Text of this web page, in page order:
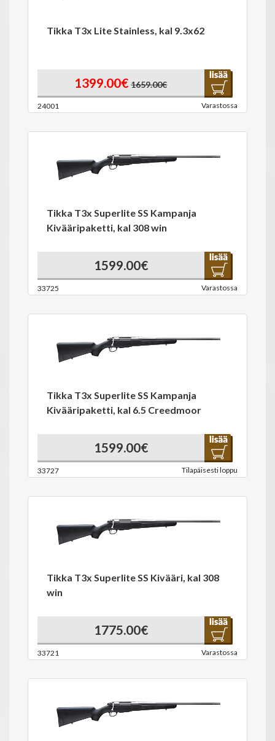
Tikka T3x Lite Stainless, kal 9.3x62
1399.00€ 1659.00€
24001 Varastossa
Tikka T3x Superlite SS Kampanja
Kivääripaketti, kal 308 win
1599.00€
33725 Varastossa
Tikka T3x Superlite SS Kampanja
Kivääripaketti, kal 6.5 Creedmoor
1599.00€
33727 Tilapäisesti loppu
Tikka T3x Superlite SS Kivääri, kal 308
win
1775.00€
33721 Varastossa